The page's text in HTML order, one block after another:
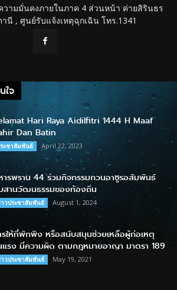
วามมั่นคงภายในภาค 4 ส่วนหน้า ค่ายสิรินธร
านี , ศูนย์รับแจ้งเหตุฉุกเฉิน โทร.1341
ใจ
Hari Raya Aidilfitri 1444 H Maaf
Dan Batin
ะชาสัมพันธ์ April 22, 2023
ารพราน 44 ร่วมกิจกรรมกวนอาซูรอสัมพันธ์
สานวัฒนธรรมของท้องถิ่น
วประชาสัมพันธ์ August 1, 2024
รให้ที่พักพิง หรือสนับสนุนช่วยเหลือผู้ก่อเหตุ
แรง มีความผิด ตามกฎหมายอาญา มาตรา 189
วประชาสัมพันธ์ May 19, 2021